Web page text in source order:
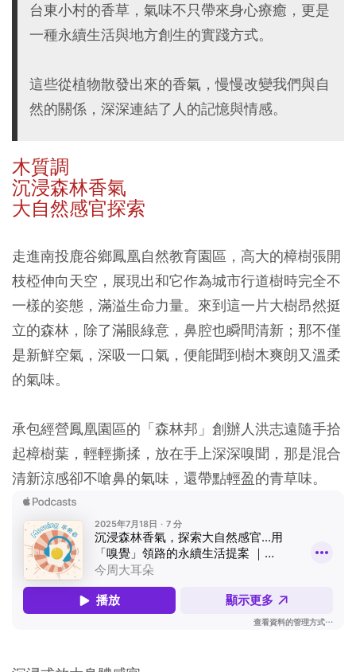
台東小村的香草，氣味不只帶來身心療癒，更是
一種永續生活與地方創生的實踐方式。
這些從植物散發出來的香氣，慢慢改變我們與自
然的關係，深深連結了人的記憶與情感。
木質調
沉浸森林香氣
大自然感官探索
走進南投鹿谷鄉鳳凰自然教育園區，高大的樟樹張開
枝椏伸向天空，展現出和它作為城市行道樹時完全不
一樣的姿態，滿溢生命力量。來到這一片大樹昂然挺
立的森林，除了滿眼綠意，鼻腔也瞬間清新；那不僅
是新鮮空氣，深吸一口氣，便能聞到樹木爽朗又溫柔
的氣味。
承包經營鳳凰園區的「森林邦」創辦人洪志遠隨手拾
起樟樹葉，輕輕撕揉，放在手上深深嗅聞，那是混合
清新涼感卻不嗆鼻的氣味，還帶點輕盈的青草味。